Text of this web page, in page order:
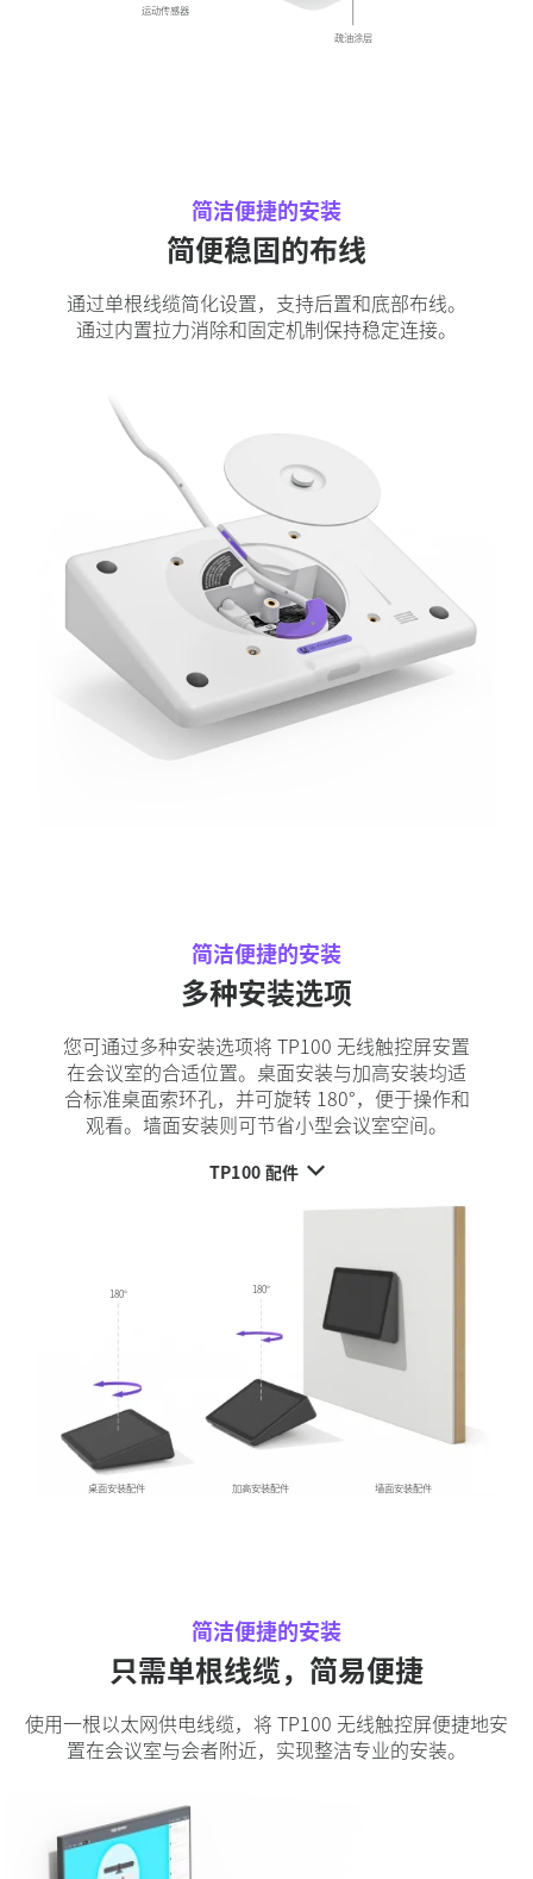
运动传感器
疏油涂层
简洁便捷的安装
简便稳固的布线
通过单根线缆简化设置，支持后置和底部布线。
通过内置拉力消除和固定机制保持稳定连接。
简洁便捷的安装
多种安装选项
您可通过多种安装选项将 TP100 无线触控屏安置
在会议室的合适位置。桌面安装与加高安装均适
合标准桌面索环孔，并可旋转 180°，便于操作和
观看。墙面安装则可节省小型会议室空间。
TP100 配件
墙面安装配件
加高安装配件
桌面安装配件
180°
180°
简洁便捷的安装
只需单根线缆，简易便捷
使用一根以太网供电线缆，将 TP100 无线触控屏便捷地安
置在会议室与会者附近，实现整洁专业的安装。